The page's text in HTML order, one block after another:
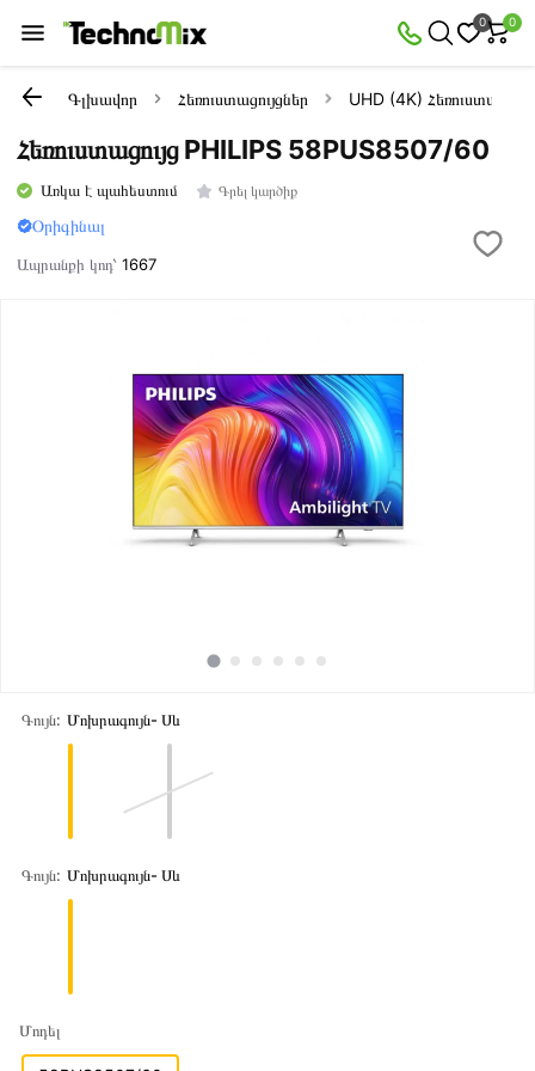
0 0
Գլխավոր Հեռուստացույցներ UHD (4K)
Հեռուստացույց PHILIPS 58PUS8507/60
Առկա է պահեստում Գրել կարծիք
Օրիգինալ
Ապրանքի կոդ՝1667
Գույն: Մոխրագույն- Սև
Գույն: Մոխրագույն- Սև
Մոդել